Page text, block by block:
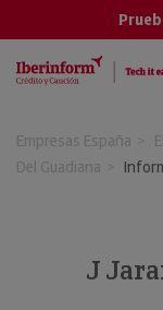
Empresas España
Del Guadiana
J